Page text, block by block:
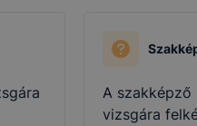
A szakképző
vizsgára